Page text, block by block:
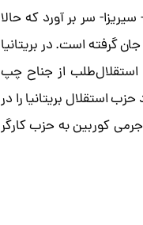
سر بر آورد که حالا
گرفته است. در بریتانیا
استقلال‌طلب از جناح چپ
استقلال بریتانیا را در
جرمی کوربین به حزب کارگر